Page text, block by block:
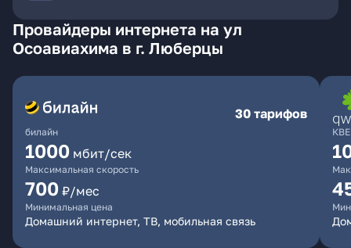
Провайдеры интернета на ул
Осоавиахима в г. Люберцы
билайн
30 тарифов
1000 мбит/сек
Максимальная скорость
700 ₽/мес
Минимальная цена
Домашний интернет, ТВ, мобильная связь